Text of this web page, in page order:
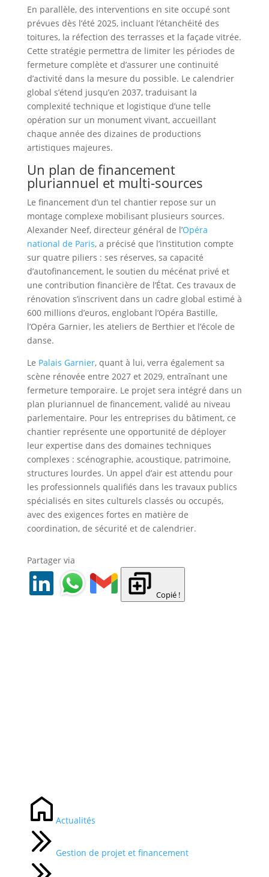
En parallèle, des interventions en site occupé sont
prévues dès l’été 2025, incluant l’étanchéité des
toitures, la réfection des terrasses et la façade vitrée.
Cette stratégie permettra de limiter les périodes de
fermeture complète et d’assurer une continuité
d’activité dans la mesure du possible. Le calendrier
global s’étend jusqu’en 2037, traduisant la
complexité technique et logistique d’une telle
opération sur un monument vivant, accueillant
chaque année des dizaines de productions
artistiques majeures.
Un plan de financement
pluriannuel et multi-sources
Le financement d’un tel chantier repose sur un
montage complexe mobilisant plusieurs sources.
Alexander Neef, directeur général de l’Opéra
national de Paris, a précisé que l’institution compte
sur quatre piliers : ses réserves, sa capacité
d’autofinancement, le soutien du mécénat privé et
une contribution financière de l’État. Ces travaux de
rénovation s’inscrivent dans un cadre global estimé à
600 millions d’euros, englobant l’Opéra Bastille,
l’Opéra Garnier, les ateliers de Berthier et l’école de
danse.
Le Palais Garnier, quant à lui, verra également sa
scène rénovée entre 2027 et 2029, entraînant une
fermeture temporaire. Le projet sera intégré dans un
plan pluriannuel de financement, validé au niveau
parlementaire. Pour les entreprises du bâtiment, ce
chantier représente une opportunité de déployer
leur expertise dans des domaines techniques
complexes : scénographie, acoustique, patrimoine,
structures lourdes. Un appel d’air est attendu pour
les professionnels qualifiés dans les travaux publics
spécialisés en sites culturels classés ou occupés,
avec des exigences fortes en matière de
coordination, de sécurité et de calendrier.
Partager via
Copié !
Actualités
Gestion de projet et financement